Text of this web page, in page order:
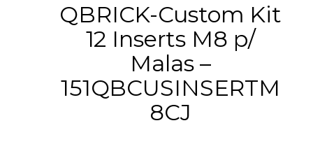
QBRICK-Custom Kit
12 Inserts M8 p/
Malas –
151QBCUSINSERTM
8CJ